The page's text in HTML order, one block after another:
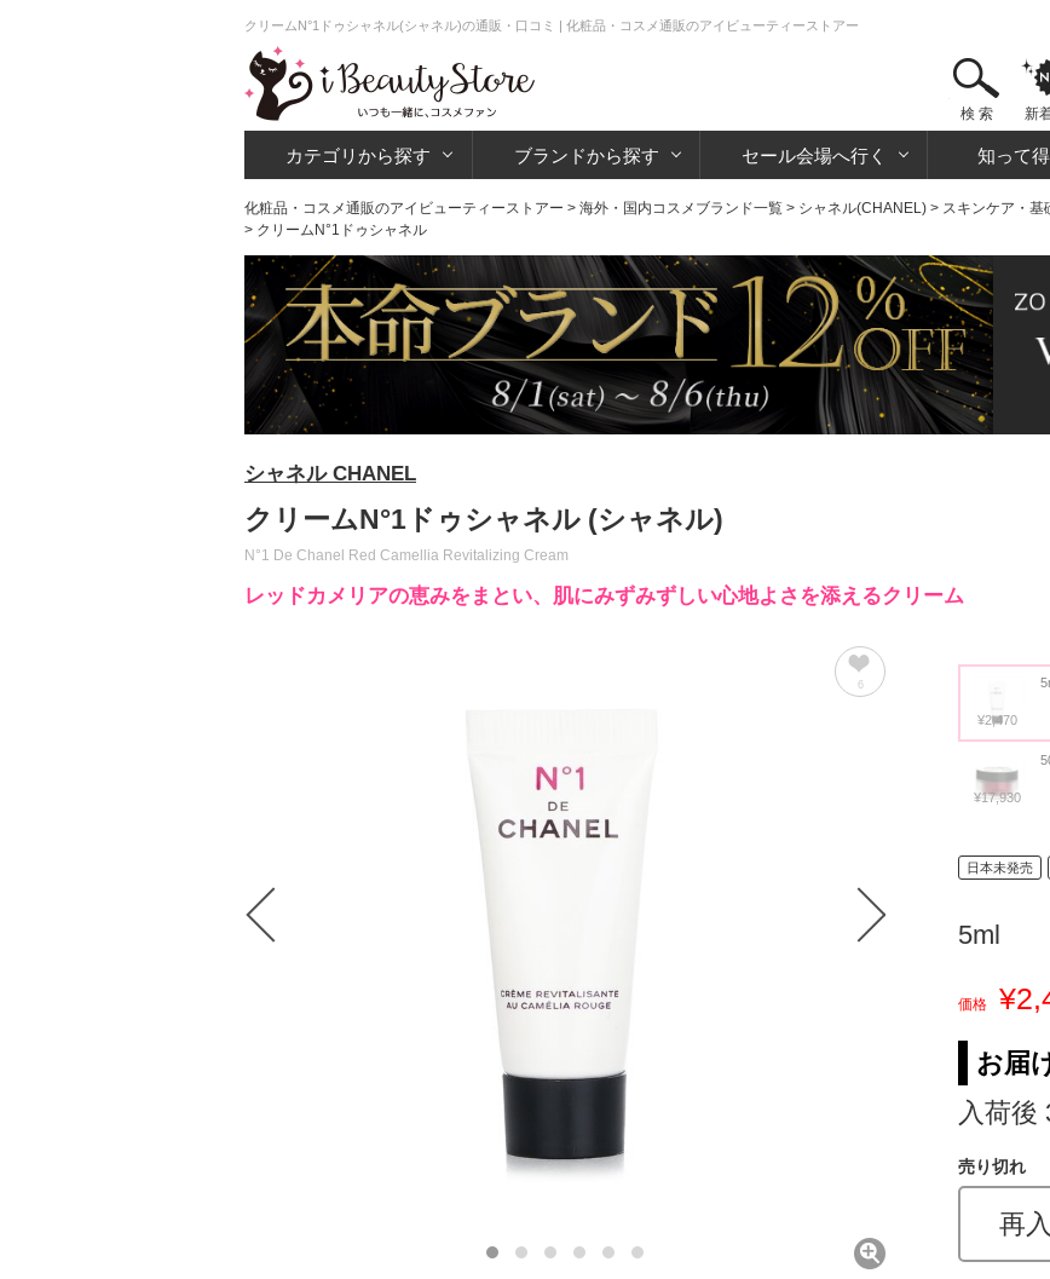
クリームN°1ドゥシャネル(シャネル)の通販・口コミ | 化粧品・コスメ通販のアイビューティーストアー
検 索 新
カテゴリから探す ブランドから探す セール会場へ行く 知って
化粧品・コスメ通販のアイビューティーストアー > 海外・国内コスメブランド一覧 > シャネル(CHANEL) > スキンケア・基
> クリームN°1ドゥシャネル
シャネル CHANEL
クリームN°1ドゥシャネル (シャネル)
N°1 De Chanel Red Camellia Revitalizing Cream
レッドカメリアの恵みをまとい、肌にみずみずしい心地よさを添えるクリーム
6
¥2,470
¥17,930
日本未発売
5ml
価格
お届
入荷後
売り切れ
再